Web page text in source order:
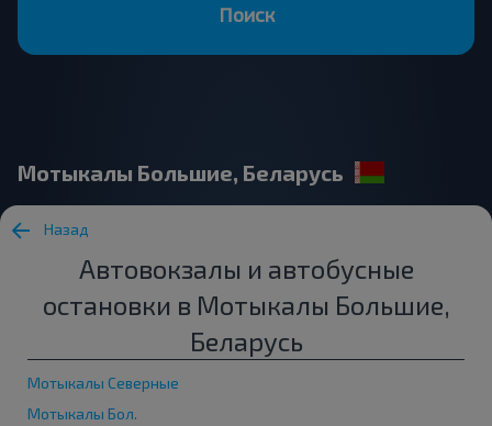
Поиск
Мотыкалы Большие, Беларусь
Назад
Автовокзалы и автобусные
остановки в Мотыкалы Большие,
Беларусь
Мотыкалы Северные
Мотыкалы Бол.